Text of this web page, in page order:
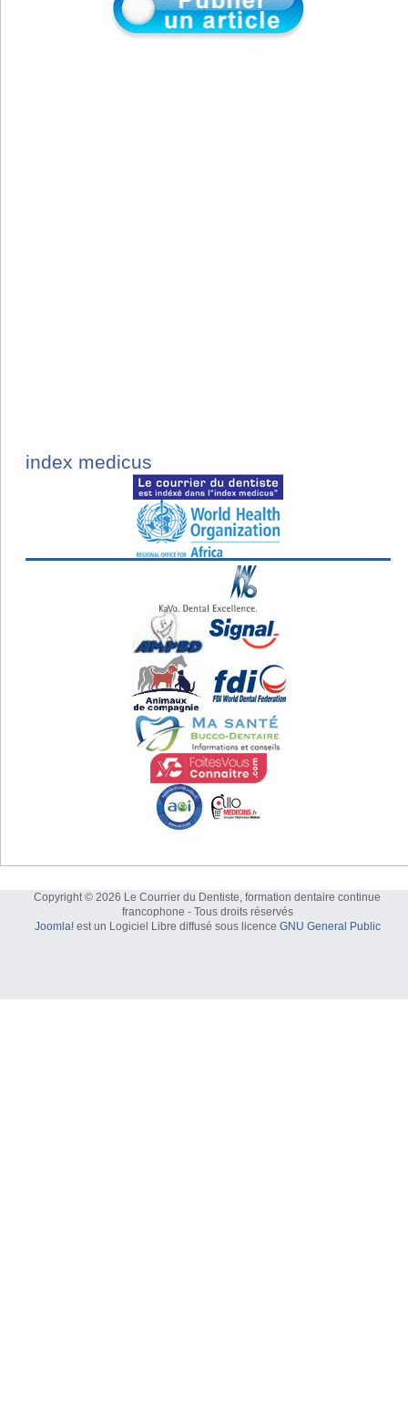
index medicus
Copyright © 2026 Le Courrier du Dentiste, formation dentaire continue
francophone - Tous droits réservés
Joomla!est un Logiciel Libre diffusé sous licence GNU General Public